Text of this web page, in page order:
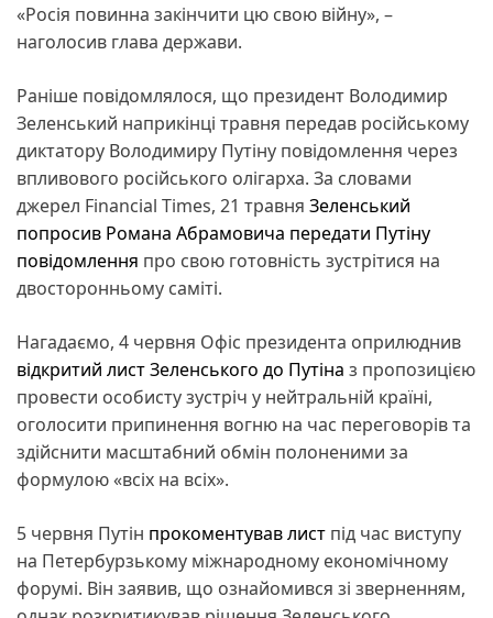
«Росія повинна закінчити цю свою війну», –
наголосив глава держави.
Раніше повідомлялося, що президент Володимир
Зеленський наприкінці травня передав російському
диктатору Володимиру Путіну повідомлення через
впливового російського олігарха. За словами
джерел Financial Times, 21 травня Зеленський
попросив Романа Абрамовича передати Путіну
повідомлення про свою готовність зустрітися на
двосторонньому саміті.
Нагадаємо, 4 червня Офіс президента оприлюднив
відкритий лист Зеленського до Путіна з пропозицією
провести особисту зустріч у нейтральній країні,
оголосити припинення вогню на час переговорів та
здійснити масштабний обмін полоненими за
формулою «всіх на всіх».
5 червня Путін прокоментував лист під час виступу
на Петербурзькому міжнародному економічному
форумі. Він заявив, що ознайомився зі зверненням,